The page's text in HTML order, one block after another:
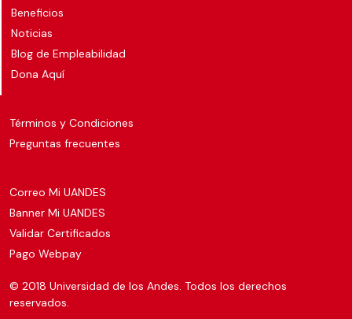
Beneficios
Noticias
Blog de Empleabilidad
Dona Aquí
Términos y Condiciones
Preguntas frecuentes
Correo Mi UANDES
Banner Mi UANDES
Validar Certificados
Pago Webpay
© 2018 Universidad de los Andes. Todos los derechos
reservados.